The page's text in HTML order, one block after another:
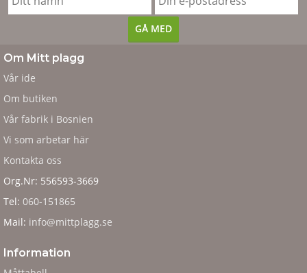
Om Mitt plagg
Vår ide
Om butiken
Vår fabrik i Bosnien
Vi som arbetar här
Kontakta oss
Org.Nr: 556593-3669
Tel: 060-151865
Mail: info@mittplagg.se
Information